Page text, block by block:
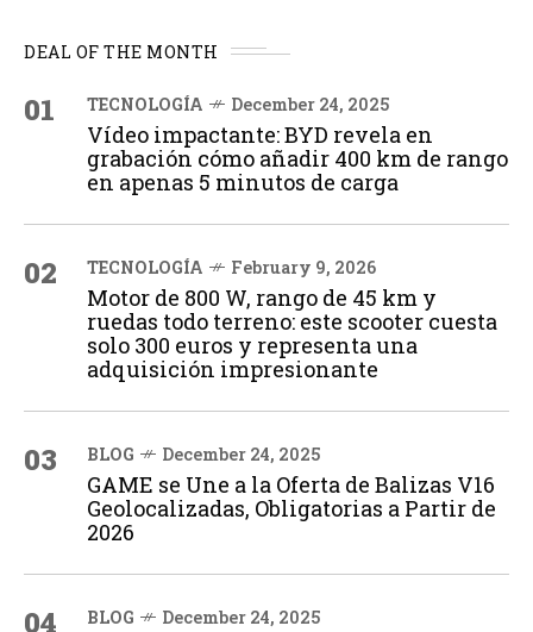
DEAL OF THE MONTH
01 TECNOLOGÍA December 24, 2025
Vídeo impactante: BYD revela en
grabación cómo añadir 400 km de rango
en apenas 5 minutos de carga
02 TECNOLOGÍA February 9, 2026
Motor de 800 W, rango de 45 km y
ruedas todo terreno: este scooter cuesta
solo 300 euros y representa una
adquisición impresionante
03 BLOG December 24, 2025
GAME se Une a la Oferta de Balizas V16
Geolocalizadas, Obligatorias a Partir de
2026
04 BLOG December 24, 2025